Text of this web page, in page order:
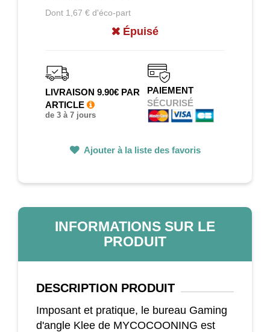
Dont 1,67 € d'éco-part
Épuisé
LIVRAISON 9.90€ PAR
ARTICLE
de 3 à 7 jours
PAIEMENT
SÉCURISÉ
Ajouter à la liste des favoris
INFORMATIONS SUR LE
PRODUIT
DESCRIPTION PRODUIT
Imposant et pratique, le bureau Gaming
d'angle Klee de MYCOCOONING est